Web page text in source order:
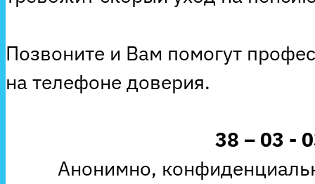
Позвоните и Вам помогут
на телефоне доверия.
38 – 03 -
Анонимно,